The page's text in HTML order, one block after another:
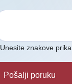
Unesite znakove